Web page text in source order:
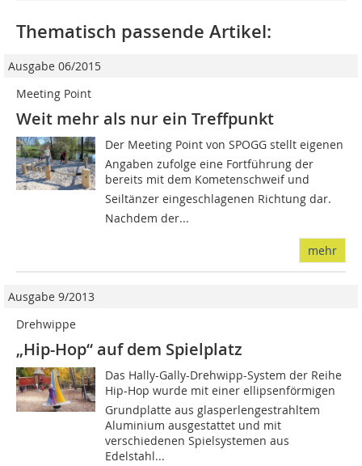
Thematisch passende Artikel:
Ausgabe 06/2015
Meeting Point
Weit mehr als nur ein Treffpunkt
Der Meeting Point von SPOGG stellt eigenen
Angaben zufolge eine Fortführung der
bereits mit dem Kometenschweif und
Seiltänzer eingeschlagenen Rich­­tung dar.
Nachdem der...
mehr
Ausgabe 9/2013
Drehwippe
„Hip-Hop“ auf dem Spielplatz
Das Hally-Gally-Drehwipp-System der Reihe
Hip-Hop wurde mit einer ellipsenförmigen
Grundplatte aus glasperlengestrahltem
Aluminium ausgestattet und mit
verschiedenen Spielsystemen aus
Edelstahl...